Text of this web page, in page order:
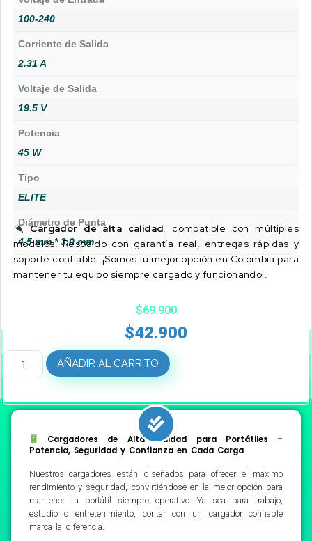
100-240
Corriente de Salida
2.31 A
Voltaje de Salida
19.5 V
Potencia
45 W
Tipo
ELITE
Diámetro de Punta
4.5 mm * 3.0 mm
Cargador de alta calidad, compatible con múltiples
modelos. Respaldo con garantía real, entregas rápidas y
soporte confiable. ¡Somos tu mejor opción en Colombia para
mantener tu equipo siempre cargado y funcionando!.
$69.900
$42.900
AÑADIR AL CARRITO
Cargadores de Alta Calidad para Portátiles –
Potencia, Seguridad y Confianza en Cada Carga
Nuestros cargadores están diseñados para ofrecer el máximo
rendimiento y seguridad, convirtiéndose en la mejor opción para
mantener tu portátil siempre operativo. Ya sea para trabajo,
estudio o entretenimiento, contar con un cargador confiable
marca la diferencia.